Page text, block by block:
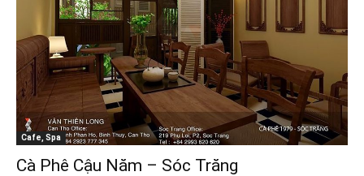
Cafe, Spa
Cà Phê Cậu Năm – Sóc Trăng